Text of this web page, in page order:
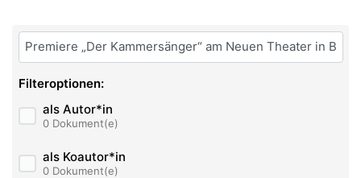
Bitte geben Sie hier ihren Suchbegriff ein:
Filteroptionen:
als Autor*in
0 Dokument(e)
als Koautor*in
0 Dokument(e)